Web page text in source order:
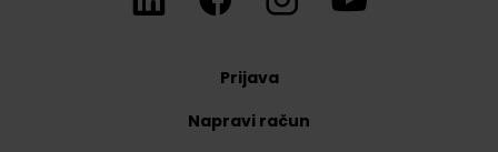
Prijava
Napravi račun